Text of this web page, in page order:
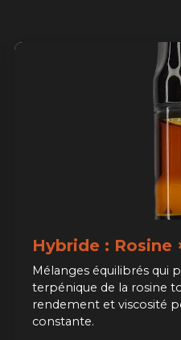
Hybride : Rosine
Mélanges équilibrés qui
terpénique de la rosine
rendement et viscosité
constante.